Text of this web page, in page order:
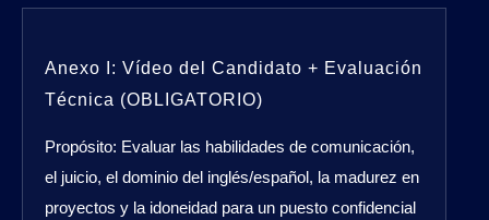
Anexo I: Vídeo del Candidato + Evaluación
Técnica (OBLIGATORIO)
Propósito: Evaluar las habilidades de comunicación,
el juicio, el dominio del inglés/español, la madurez en
proyectos y la idoneidad para un puesto confidencial